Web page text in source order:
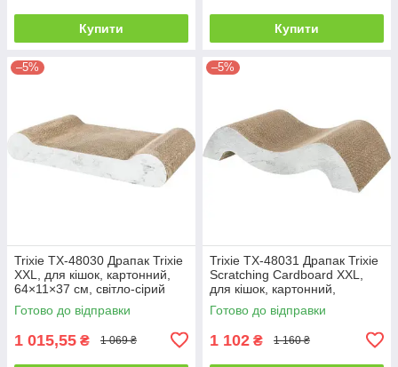
Купити Купити
–5%
Trixie TX-48030 Драпак Trixie
XXL, для кішок, картонний,
64×11×37 см, світло-сірий
Готово до відправки
1 015,55 ₴ 1 069 ₴
–5%
Trixie TX-48031 Драпак Trixie
Scratching Cardboard XXL,
для кішок, картонний,
64×14×37 см, сірий
Готово до відправки
1 102 ₴ 1 160 ₴